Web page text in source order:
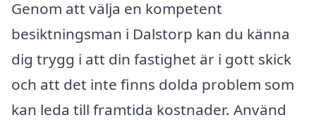
Genom att välja en kompetent
besiktningsman i Dalstorp kan du känna
dig trygg i att din fastighet är i gott skick
och att det inte finns dolda problem som
kan leda till framtida kostnader. Använd